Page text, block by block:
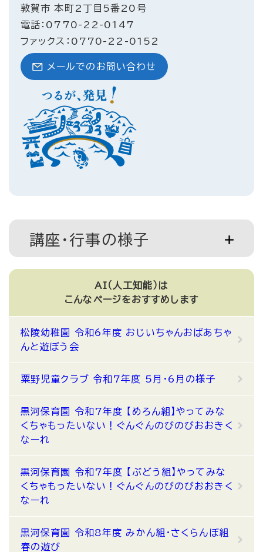
敦賀市 本町2丁目5番20号
電話：0770-22-0147
ファックス：0770-22-0152
メールでのお問い合わせ
講座・行事の様子
AI（人工知能）は
こんなページをおすすめします
松陵幼稚園 令和6年度 おじいちゃんおばあちゃ
んと遊ぼう会
粟野児童クラブ 令和7年度 5月・6月の様子
黒河保育園 令和7年度 【めろん組】やってみな
くちゃもったいない！ぐんぐんのびのびおおきく
なーれ
黒河保育園 令和7年度 【ぶどう組】やってみな
くちゃもったいない！ぐんぐんのびのびおおきく
なーれ
黒河保育園 令和8年度 みかん組・さくらんぼ組
春の遊び